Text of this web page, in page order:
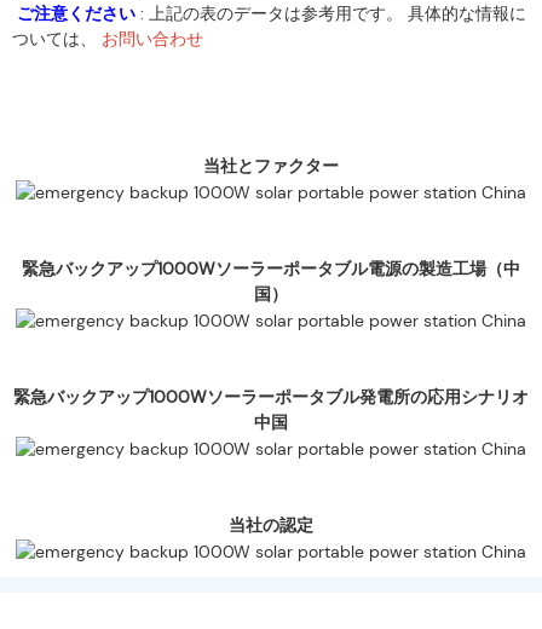
ご注意ください : 上記の表のデータは参考用です。 具体的な情報に
ついては、 お問い合わせ
当社とファクター
緊急バックアップ1000Wソーラーポータブル電源の製造工場（中
国）
緊急バックアップ1000Wソーラーポータブル発電所の応用シナリオ
中国
当社の認定